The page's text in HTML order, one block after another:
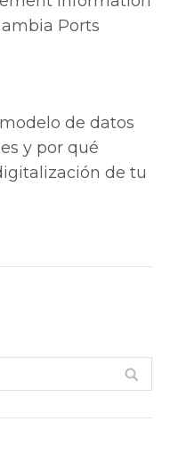
Ports
de datos
y por qué
de tu